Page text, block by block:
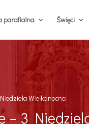
parafialna Święci
Wielkanocna
– 3